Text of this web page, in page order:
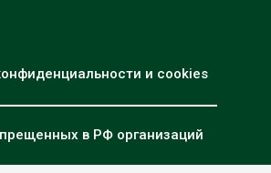
и cookies
в РФ организаций